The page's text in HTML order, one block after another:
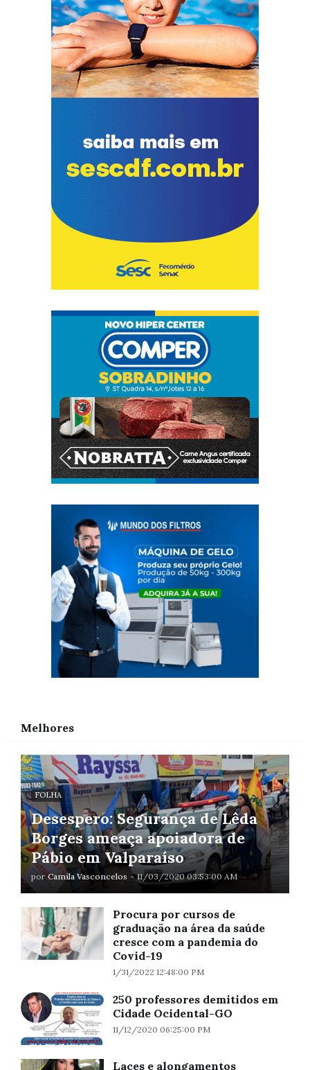
Melhores
FOLHA
Desespero: Segurança de Lêda
Borges ameaça apoiadora de
Pábio em Valparaíso
por Camila Vasconcelos - 11/03/2020 03:53:00 AM
Procura por cursos de
graduação na área da saúde
cresce com a pandemia do
Covid-19
1/31/2022 12:48:00 PM
250 professores demitidos em
Cidade Ocidental-GO
11/12/2020 06:25:00 PM
Laces e alongamentos